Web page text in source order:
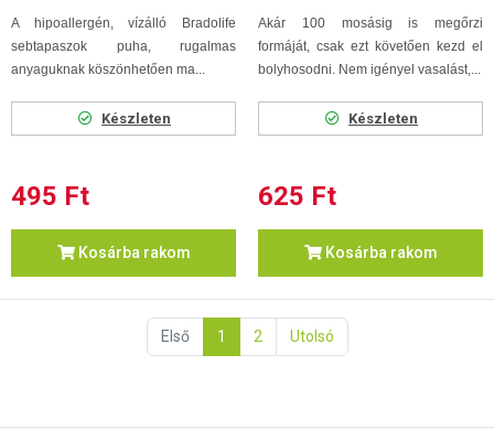
A hipoallergén, vízálló Bradolife
sebtapaszok puha, rugalmas
anyaguknak köszönhetően ma...
Készleten
495 Ft
Kosárba rakom
Akár 100 mosásig is megőrzi
formáját, csak ezt követően kezd el
bolyhosodni. Nem igényel vasalást,...
Készleten
625 Ft
Kosárba rakom
Első 1 2 Utolsó